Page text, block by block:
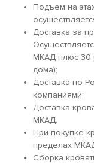
Подъем на
Доставка за
МКАД плюс 30
дома);
Доставка по
компаниями;
Доставка
МКАД.
При покупке
пределах
Сборка